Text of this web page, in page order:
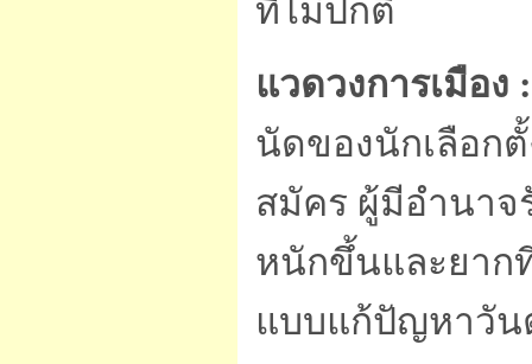
ที่ไม่ปกติ
แวดวงการเมือง :
นัดของนักเลือก
สมัคร ผู้มีอำนา
หนักขึ้นและยาก
แบบแก้ปัญหาวัน